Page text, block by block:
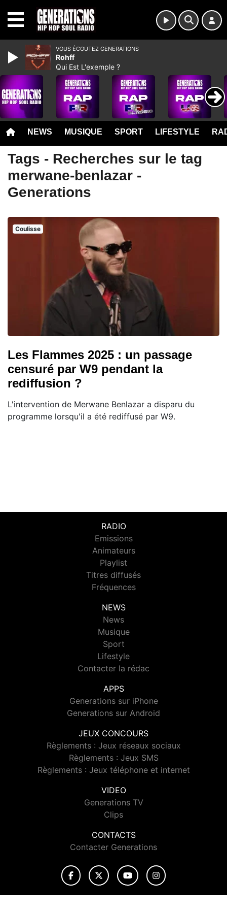
NEWS MUSIQUE SPORT LIFESTYLE
Tags - Recherches sur le tag
merwane-benlazar -
Generations
Coulisse
Les Flammes 2025 : un passage
censuré par W9 pendant la
rediffusion ?
L'intervention de Merwane Benlazar a disparu du
programme lorsqu'il a été rediffusé par W9.
RADIO
Emissions
Animateurs
Playlist
Titres diffusés
Fréquences
NEWS
News
Musique
Sport
Lifestyle
Contacter la rédac
APPS
Generations sur iPhone
Generations sur Android
JEUX CONCOURS
Règlements : Jeux réseaux sociaux
Règlements : Jeux SMS
Règlements : Jeux téléphone et internet
VIDEO
Generations TV
Clips
CONTACTS
Contacter Generations
VOUS ÉCOUTEZ GENERATIONS
Rohff
Qui Est L'exemple ?